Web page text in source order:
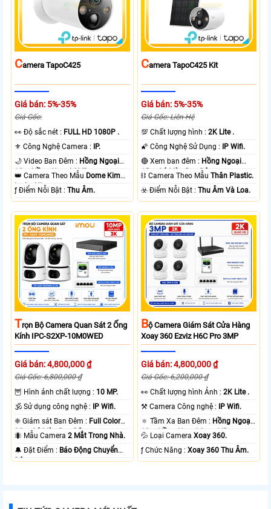
CAmera TapoC425
Giá bán: 5%-35%
Giá Gốc:
️👀 Độ sắc nét : FULL HD 1080P .
⚜️ Công Nghệ Camera :
IP.
🌙 Video Ban Đêm : Hồng Ngoại
10m Hồng Ngoại SMD.
👑 Camera Theo Mẫu Dome Kim
loại + Nhựa.
️ƒ Điểm Nỗi Bật :Thu Âm.
CAmera TapoC425 Kit
Giá bán: 5%-35%
Giá Gốc: Liên Hệ
💯 Chất lượng hình :2K Lite .
🌠 Công Nghệ Sử Dụng :
IP Wifi.
🔴 Xem ban đêm : Hồng Ngoại
15m Có Màu Ban Ðêm.
⛓ Camera Theo MẫuThân Plastic.
️☣️ Điểm Nỗi Bật :Thu Âm Và Loa.
TRọn Bộ Camera Quan Sát 2 Ống
Kính IPC-S2XP-10M0WED
Giá bán: 4,800,000 ₫
Giá Gốc: 6,800,000 ₫
🦉 Hình ảnh chất lượng : 10 MP.
🕉️ Sử dụng công nghệ :
IP Wifi.
❈ Giám sát Ban Đêm : Full Color
20m Có Màu Ban Ðêm.
🐜 Mẫu Camera2 Mắt Trong Nhà.
️🔔 Đặt Điểm : Báo Động Chuyển
Động.
BỘ Camera Giám Sát Cửa Hàng
Xoay 360 Ezviz H6C Pro 3MP
Giá bán: 4,800,000 ₫
Giá Gốc: 6,200,000 ₫
️👀 Chất lượng hình Ảnh :2K Lite .
⚒ Camera Công nghệ :
IP Wifi.
🔅 Tầm Xa Ban Đêm : Hồng Ngoại
10m Hồng Ngoại Smart IR.
💦 Loại CameraXoay 360.
️ƒ Chức Năng :Xoay 360 Thu Âm.